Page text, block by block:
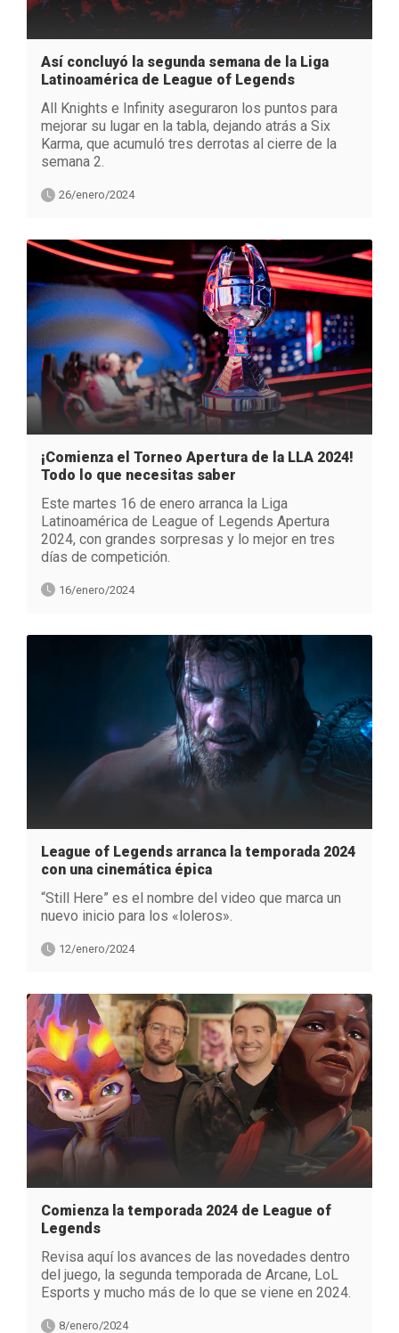
Así concluyó la segunda semana de la Liga
Latinoamérica de League of Legends
All Knights e Infinity aseguraron los puntos para
mejorar su lugar en la tabla, dejando atrás a Six
Karma, que acumuló tres derrotas al cierre de la
semana 2.
26/enero/2024
¡Comienza el Torneo Apertura de la LLA 2024!
Todo lo que necesitas saber
Este martes 16 de enero arranca la Liga
Latinoamérica de League of Legends Apertura
2024, con grandes sorpresas y lo mejor en tres
días de competición.
16/enero/2024
League of Legends arranca la temporada 2024
con una cinemática épica
“Still Here” es el nombre del video que marca un
nuevo inicio para los «loleros».
12/enero/2024
Comienza la temporada 2024 de League of
Legends
Revisa aquí los avances de las novedades dentro
del juego, la segunda temporada de Arcane, LoL
Esports y mucho más de lo que se viene en 2024.
8/enero/2024